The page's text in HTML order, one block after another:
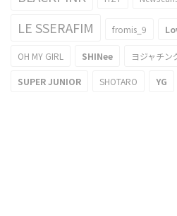
LE SSERAFIM fromis_9
OH MY GIRL SHINee ヨジャチン
SUPER JUNIOR SHOTARO YG